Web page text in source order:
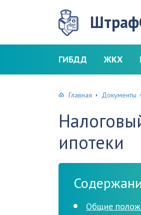
ГИБДД ЖКХ
Главная Документы
ипотеки
Общие